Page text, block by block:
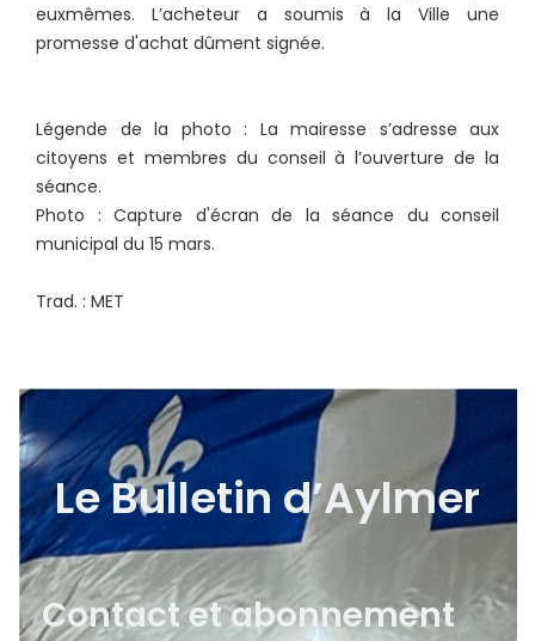
euxmêmes. L’acheteur a soumis à la Ville une
promesse d'achat dûment signée.
Légende de la photo : La mairesse s’adresse aux
citoyens et membres du conseil à l’ouverture de la
séance.
Photo : Capture d'écran de la séance du conseil
municipal du 15 mars.
Trad. : MET
Le Bulletin d’Aylmer
Contact et abonnement